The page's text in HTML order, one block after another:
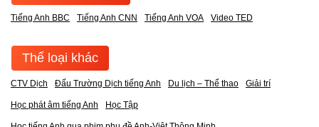
Tiếng Anh BBC Tiếng Anh CNN Tiếng Anh VOA Video TED
Thể loại khác
CTV Dịch Đấu Trường Dịch tiếng Anh Du lịch – Thể thao Giải trí
Học phát âm tiếng Anh Học Tập